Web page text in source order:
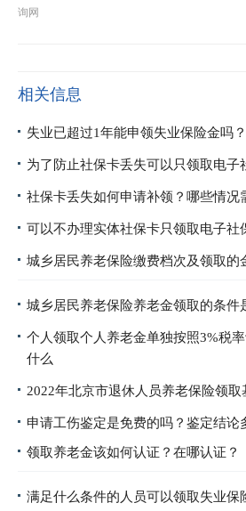
询网
相关信息
失业已超过1年能申领失业保险金吗
为了防止社保卡丢失可以只领取电子
社保卡丢失如何申请补领？哪些情况
可以不办理实体社保卡只领取电子社
城乡居民养老保险缴费档次及领取的
城乡居民养老保险养老金领取的条件
个人领取个人养老金单独按照3%税
什么
2022年北京市退休人员养老保险领取
申请工伤鉴定是免费的吗？鉴定结论
领取养老金该如何认证？在哪认证？
满足什么条件的人员可以领取失业保